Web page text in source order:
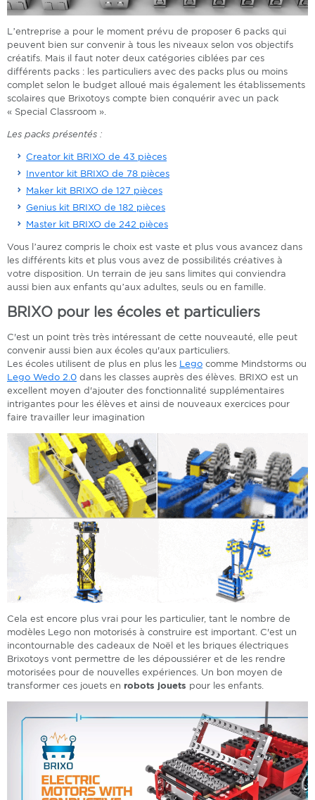
L’entreprise a pour le moment prévu de proposer 6 packs qui
peuvent bien sur convenir à tous les niveaux selon vos objectifs
créatifs. Mais il faut noter deux catégories ciblées par ces
différents packs : les particuliers avec des packs plus ou moins
complet selon le budget alloué mais également les établissements
scolaires que Brixotoys compte bien conquérir avec un pack
« Special Classroom ».
Les packs présentés :
Creator kit BRIXO de 43 pièces
Inventor kit BRIXO de 78 pièces
Maker kit BRIXO de 127 pièces
Genius kit BRIXO de 182 pièces
Master kit BRIXO de 242 pièces
Vous l’aurez compris le choix est vaste et plus vous avancez dans
les différents kits et plus vous avez de possibilités créatives à
votre disposition. Un terrain de jeu sans limites qui conviendra
aussi bien aux enfants qu’aux adultes, seuls ou en famille.
BRIXO pour les écoles et particuliers
C'est un point très très intéressant de cette nouveauté, elle peut
convenir aussi bien aux écoles qu'aux particuliers.
Les écoles utilisent de plus en plus les Lego comme Mindstorms ou
Lego Wedo 2.0 dans les classes auprès des élèves. BRIXO est un
excellent moyen d'ajouter des fonctionnalité supplémentaires
intrigantes pour les élèves et ainsi de nouveaux exercices pour
faire travailler leur imagination
Cela est encore plus vrai pour les particulier, tant le nombre de
modèles Lego non motorisés à construire est important. C'est un
incontournable des cadeaux de Noël et les briques électriques
Brixotoys vont permettre de les dépoussiérer et de les rendre
motorisées pour de nouvelles expériences. Un bon moyen de
transformer ces jouets en robots jouets pour les enfants.